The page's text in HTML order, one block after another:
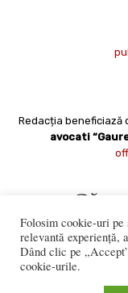
Redacția beneficiază
avocati
Folosim cookie-uri
relevantă experiență,
Dând clic pe
cookie-urile.